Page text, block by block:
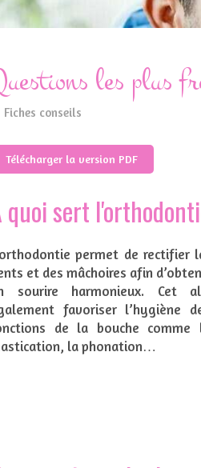
les plus
Fiches conseils
Télécharger la version PDF
quoi sert
permet de rectifier
et des mâchoires afin
sourire harmonieux. Cet
favoriser l’hygiène
de la bouche comme
la phonation…